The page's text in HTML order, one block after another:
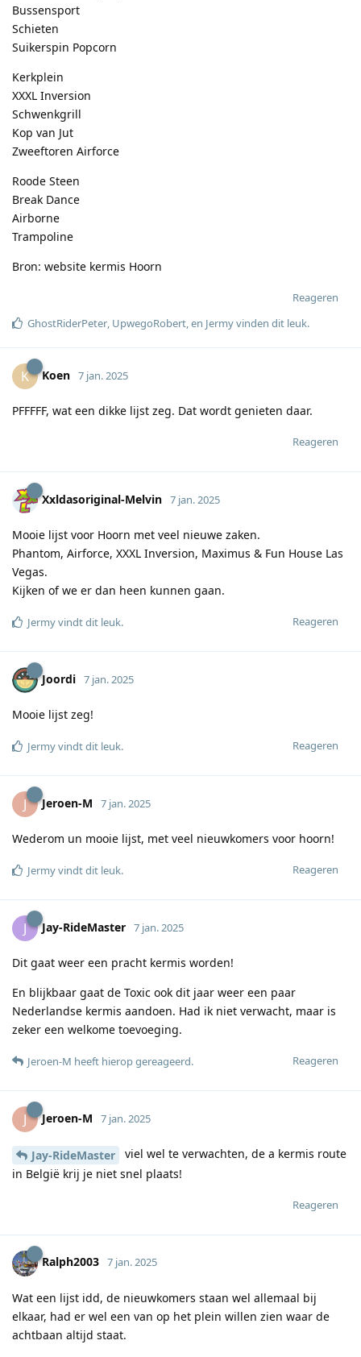
Bussensport
Schieten
Suikerspin Popcorn
Kerkplein
XXXL Inversion
Schwenkgrill
Kop van Jut
Zweeftoren Airforce
Roode Steen
Break Dance
Airborne
Trampoline
Bron: website kermis Hoorn
Reageren
GhostRiderPeter, UpwegoRobert, en Jermyvinden dit leuk.
K Koen 7 jan. 2025
PFFFFF, wat een dikke lijst zeg. Dat wordt genieten daar.
Reageren
Xxldasoriginal-Melvin 7 jan. 2025
Mooie lijst voor Hoorn met veel nieuwe zaken.
Phantom, Airforce, XXXL Inversion, Maximus & Fun House Las
Vegas.
Kijken of we er dan heen kunnen gaan.
Reageren
Jermyvindt dit leuk.
Joordi 7 jan. 2025
Mooie lijst zeg!
Reageren
Jermyvindt dit leuk.
J Jeroen-M 7 jan. 2025
Wederom un mooie lijst, met veel nieuwkomers voor hoorn!
Reageren
Jermyvindt dit leuk.
J Jay-RideMaster 7 jan. 2025
Dit gaat weer een pracht kermis worden!
En blijkbaar gaat de Toxic ook dit jaar weer een paar
Nederlandse kermis aandoen. Had ik niet verwacht, maar is
zeker een welkome toevoeging.
Reageren
Jeroen-M heeft hierop gereageerd.
J Jeroen-M 7 jan. 2025
Jay-RideMaster
viel wel te verwachten, de a kermis route
in België krij je niet snel plaats!
Reageren
Ralph2003 7 jan. 2025
Wat een lijst idd, de nieuwkomers staan wel allemaal bij
elkaar, had er wel een van op het plein willen zien waar de
achtbaan altijd staat.